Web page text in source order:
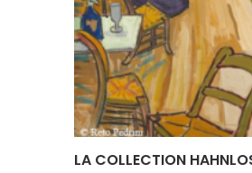
LA COLLECTION